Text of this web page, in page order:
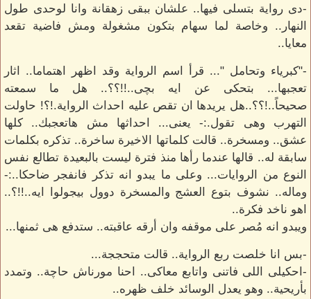
-دى رواية بتسلى فيها.. علشان ببقى زهقانة وانا لوحدى طول
النهار.. وخاصة لما سهام بتكون مشغولة ومش فاضية تقعد
معايا..
-"كبرياء وتحامل "... قرأ اسم الرواية وقد اظهر اهتماما.. اثار
تعجبها... بتحكى عن ايه بچى..!!؟؟.. هل ما سمعته
صحيحاً..!؟؟..هل يريدها ان تقص عليه احداث الرواية.!؟! حاولت
التهرب وهى تقول.:- يعنى... احداثها مش هاتعجبك.. كلها
عشق.. ومسخرة.. قالت كلماتها الاخيرة ساخرة.. تذكره بكلمات
سابقة له.. قالها عندما رأها منذ فترة ليست بالبعيدة تطالع نفس
النوع من الروايات... وعلى ما يبدو انه تذكر فانفجر ضاحكا..:-
وماله.. نشوف بتوع العشج والمسخرة دوول بيجولوا ايه..!!؟..
اهو ناخد فكرة..
ويبدو انه مُصر على موقفه وان أرقه عاقبته.. ستدفع هى ثمنها...
-بس انا خلصت ربع الرواية.. قالت متحججة...
-احكيلى اللى فاتنى واتابع معاكى.. احنا مورناش حاچة.. وتمدد
بأريحية.. وهو يعدل الوسائد خلف ظهره..